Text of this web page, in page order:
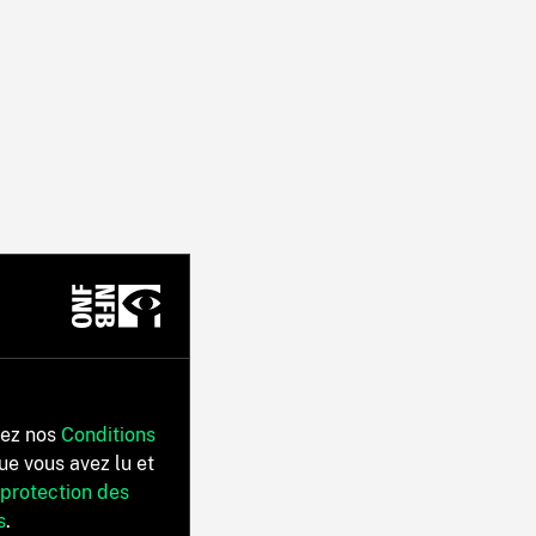
nos Conditions
vous avez lu et
des
.